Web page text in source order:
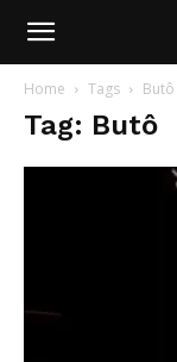
Farofafá
Home Tags Butô
Tag: Butô